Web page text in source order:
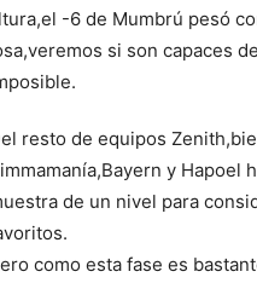
-6 de Mumbrú pesó
si son capaces
resto de equipos
y Hapoel
de un nivel para
como esta fase es